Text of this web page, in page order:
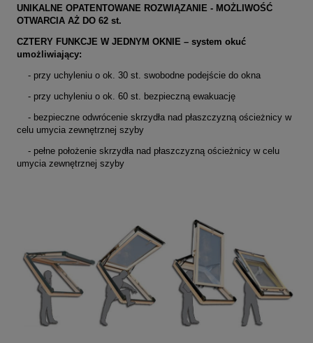
UNIKALNE OPATENTOWANE ROZWIĄZANIE - MOŻLIWOŚĆ
OTWARCIA AŻ DO 62 st.
CZTERY FUNKCJE W JEDNYM OKNIE – system okuć
umożliwiający:
- przy uchyleniu o ok. 30 st. swobodne podejście do okna
- przy uchyleniu o ok. 60 st. bezpieczną ewakuację
- bezpieczne odwrócenie skrzydła nad płaszczyzną ościeżnicy w
celu umycia zewnętrznej szyby
- pełne położenie skrzydła nad płaszczyzną ościeżnicy w celu
umycia zewnętrznej szyby